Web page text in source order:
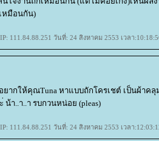
หมือนกัน)
111.84.88.251 วันที่: 24 สิงหาคม 2553 เวลา
ยากให้คุณTuna หาแบบถักโครเชต์ เป็นผ้าค
า..า..า รบกวนหน่อย (pleas)
111.84.88.251 วันที่: 24 สิงหาคม 2553 เวลา